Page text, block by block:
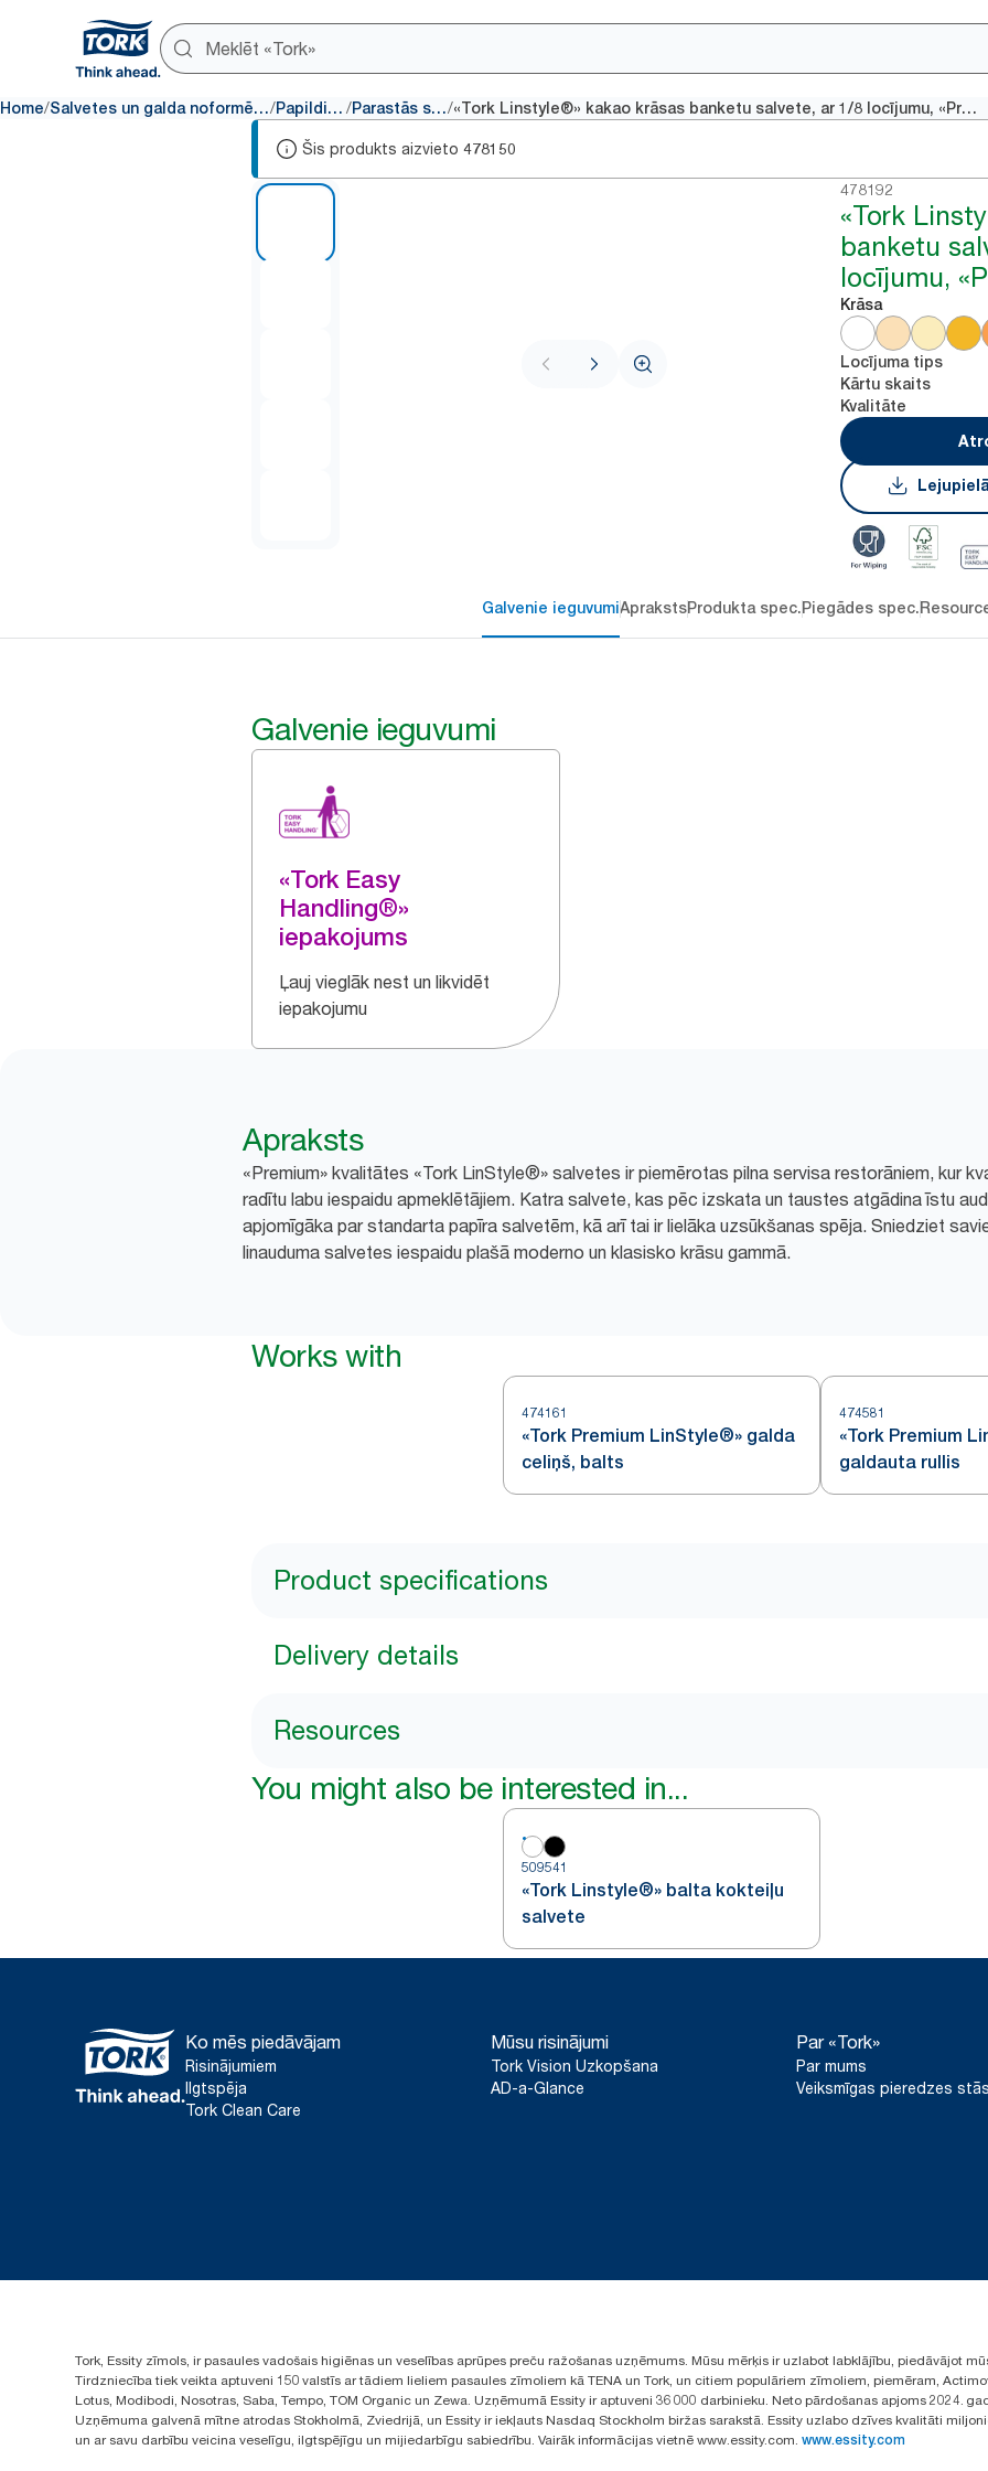
Home/ Salvetes un galda noformējuma produkti/ Papildinājumi / Parastās salvetes/ «Tork Linstyle®» kakao krāsas banketu salvete, ar 1/8 locījumu, «Premium»
Šis produkts aizvieto 478150
478192
«Tork
banketu
locījumu,
Krāsa
Locījuma tips
Kārtu skaits
Kvalitāte
Galvenie ieguvumiAprakstsProdukta spec.Piegādes spec.
Galvenie ieguvumi
«Tork Easy
Handling®»
iepakojums
Ļauj vieglāk nest un likvidēt
iepakojumu
Apraksts
«Premium» kvalitātes «Tork LinStyle®» salvetes ir piemērotas pilna servisa restorāniem, kur
radītu labu iespaidu apmeklētājiem. Katra salvete, kas pēc izskata un taustes atgādina īstu
apjomīgāka par standarta papīra salvetēm, kā arī tai ir lielāka uzsūkšanas spēja. Sniedziet
linauduma salvetes iespaidu plašā moderno un klasisko krāsu gammā.
Works with
474161
«Tork Premium LinStyle®» galda
celiņš, balts
474581
«Tork Premium
galdauta rullis
Product specifications
Delivery details
Resources
You might also be interested in...
509541
«Tork Linstyle®» balta kokteiļu
salvete
Ko mēs piedāvājam
Risinājumiem
Ilgtspēja
Tork Clean Care
Mūsu risinājumi
Tork Vision Uzkopšana
AD-a-Glance
Par «Tork»
Par mums
Veiksmīgas pieredzes
Tork, Essity zīmols, ir pasaules vadošais higiēnas un veselības aprūpes preču ražošanas uzņēmums. Mūsu mērķis ir uzlabot labklājību, piedāvājot
Tirdzniecība tiek veikta aptuveni 150 valstīs ar tādiem lieliem pasaules zīmoliem kā TENA un Tork, un citiem populāriem zīmoliem, piemēram,
Lotus, Modibodi, Nosotras, Saba, Tempo, TOM Organic un Zewa. Uzņēmumā Essity ir aptuveni 36 000 darbinieku. Neto pārdošanas apjoms 2024.
Uzņēmuma galvenā mītne atrodas Stokholmā, Zviedrijā, un Essity ir iekļauts Nasdaq Stockholm biržas sarakstā. Essity uzlabo dzīves kvalitāti
un ar savu darbību veicina veselīgu, ilgtspējīgu un mijiedarbīgu sabiedrību. Vairāk informācijas vietnē www.essity.com. www.essity.com